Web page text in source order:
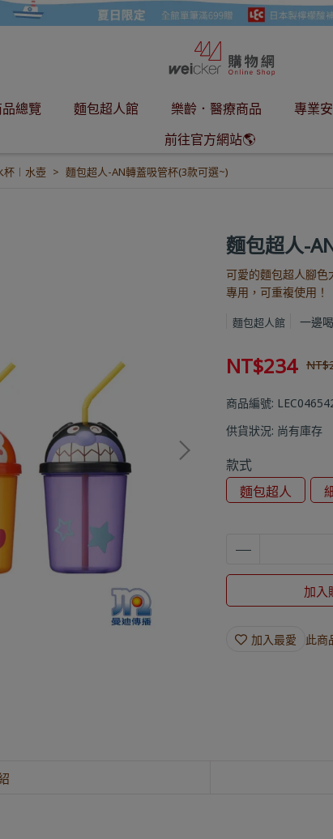
總覽 麵包超人館 樂齡．醫療商品 專業
前往官方網站🌎
杯︱水壺 麵包超人-AN轉蓋吸管杯(3款可選~)
麵包超人-
可愛的麵包超人腳
專用，可重複使用！
麵包超人館 一邊
NT$234
商品編號:
供貨狀況: 尚有庫存
款式
麵包超人
加入
加入最愛 此商